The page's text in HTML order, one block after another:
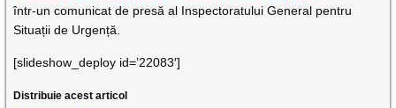
într-un comunicat de presă al Inspectoratului General pentru
Situații de Urgență.
[slideshow_deploy id=’22083′]
Distribuie acest articol